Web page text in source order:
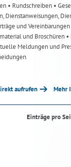
• Rundschreiben •
Dienstanweisungen,
und Vereinbarungen
und Broschüren
Meldungen und
aufrufen Mehr
Einträge pro